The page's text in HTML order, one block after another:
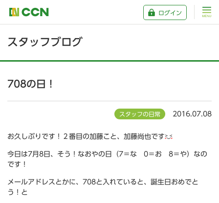
ログイン
スタッフブログ
708の日！
スタッフの日常 2016.07.08
お久しぶりです！２番目の加藤こと、加藤尚也です
今日は7月8日、そう！なおやの日（7＝な 0＝お 8＝や）なの
です！
メールアドレスとかに、708と入れていると、誕生日おめでと
う！と